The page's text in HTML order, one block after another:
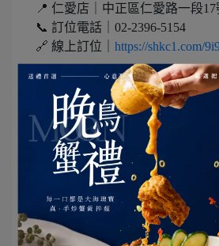
📍 仁愛店｜中正區仁愛路一段17
📞 訂位電話｜02-2396-5154
🔗 線上訂位｜ https://shkc1.com/
#上海鄉村 #仁愛店限定 #冷滷大
#老饕懂吃 #春季饗宴 #會員獨享
文章分類 上海鄉村仁愛